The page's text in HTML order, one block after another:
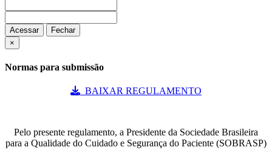
Acessar
Fechar
×
Normas para submissão
BAIXAR REGULAMENTO
Pelo presente regulamento, a Presidente da Sociedade Brasileira
para a Qualidade do Cuidado e Segurança do Paciente (SOBRASP)